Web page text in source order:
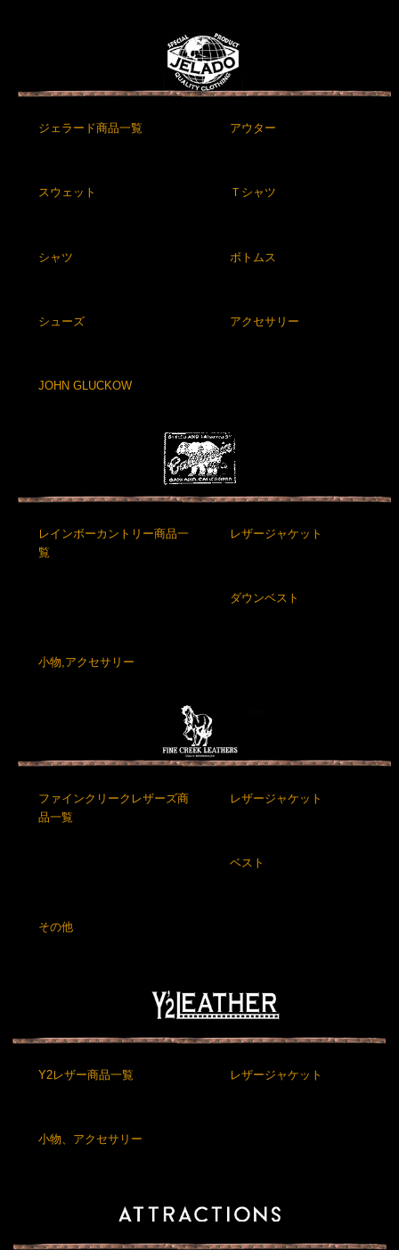
ジェラード商品一覧 アウター
スウェット Ｔシャツ
シャツ ボトムス
シューズ アクセサリー
JOHN GLUCKOW
レインボーカントリー商品一
覧
レザージャケット
ダウンベスト
小物,アクセサリー
ファインクリークレザーズ商
品一覧
レザージャケット
ベスト
その他
Y2レザー商品一覧 レザージャケット
小物、アクセサリー